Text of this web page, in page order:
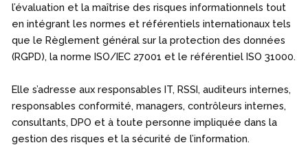
l’évaluation et la maîtrise des risques informationnels tout
en intégrant les normes et référentiels internationaux tels
que le Règlement général sur la protection des données
(RGPD), la norme ISO/IEC 27001 et le référentiel ISO 31000.
Elle s’adresse aux responsables IT, RSSI, auditeurs internes,
responsables conformité, managers, contrôleurs internes,
consultants, DPO et à toute personne impliquée dans la
gestion des risques et la sécurité de l’information.